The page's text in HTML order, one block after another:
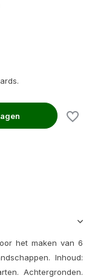
het maken van 6
Inhoud:
Achtergronden.